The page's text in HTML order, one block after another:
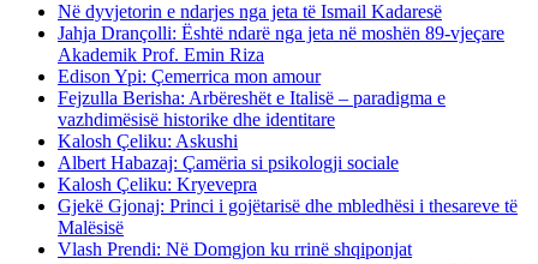
Në dyvjetorin e ndarjes nga jeta të Ismail Kadaresë
Jahja Drançolli: Është ndarë nga jeta në moshën 89-vjeçare
Akademik Prof. Emin Riza
Edison Ypi: Çemerrica mon amour
Fejzulla Berisha: Arbëreshët e Italisë – paradigma e
vazhdimësisë historike dhe identitare
Kalosh Çeliku: Askushi
Albert Habazaj: Çamëria si psikologji sociale
Kalosh Çeliku: Kryevepra
Gjekë Gjonaj: Princi i gojëtarisë dhe mbledhësi i thesareve të
Malësisë
Vlash Prendi: Në Domgjon ku rrinë shqiponjat